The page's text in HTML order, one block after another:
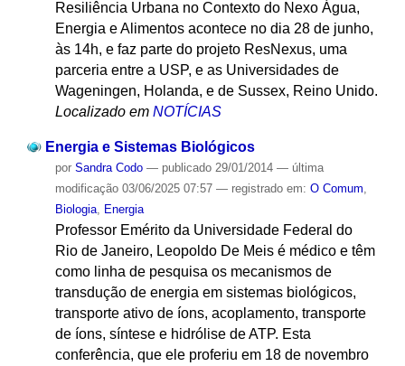
Resiliência Urbana no Contexto do Nexo Água,
Energia e Alimentos acontece no dia 28 de junho,
às 14h, e faz parte do projeto ResNexus, uma
parceria entre a USP, e as Universidades de
Wageningen, Holanda, e de Sussex, Reino Unido.
Localizado em NOTÍCIAS
Energia e Sistemas Biológicos
por Sandra Codo — publicado29/01/2014 — última
modificação03/06/2025 07:57 — registrado em: O Comum
Biologia, Energia
Professor Emérito da Universidade Federal do
Rio de Janeiro, Leopoldo De Meis é médico e têm
como linha de pesquisa os mecanismos de
transdução de energia em sistemas biológicos,
transporte ativo de íons, acoplamento, transporte
de íons, síntese e hidrólise de ATP. Esta
conferência, que ele proferiu em 18 de novembro